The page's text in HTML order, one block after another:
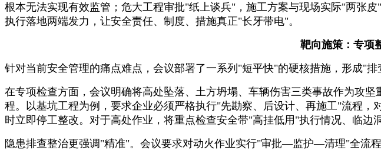
根本无法实现有效监管；危大工程审批"纸上谈兵"，施工方案与现场实际"两张
执行落地两端发力，让安全责任、制度、措施真正"长牙带电"。
靶向施策：专项
针对当前安全管理的痛点难点，会议部署了一系列"短平快"的硬核措施，形成"
在专项检查方面，会议明确将高处坠落、土方坍塌、车辆伤害三类事故作为攻
程。以基坑工程为例，要求企业必须严格执行"先勘察、后设计、再施工"流程
时立即停工整改。对于高处作业，将重点检查安全带"高挂低用"执行情况、临边
隐患排查整治更强调"精准"。会议要求对动火作业实行"审批—监护—清理"全流